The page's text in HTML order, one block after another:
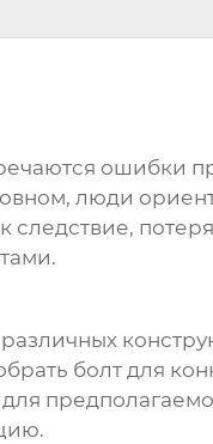
ошибки
люди
следствие,
болт для